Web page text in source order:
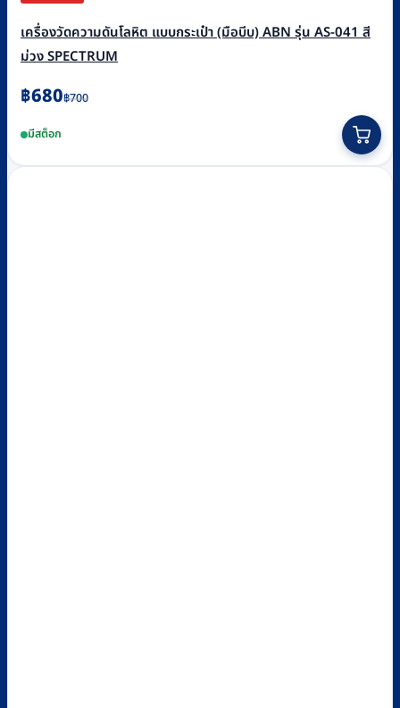
เครื่องวัดความดันโลหิต แบบกระเป๋า (มือบีบ) ABN รุ่น AS-041 สี
ม่วง SPECTRUM
฿700
Original
was:
฿700.
฿680
Current
is:
฿680.
มีสต็อก